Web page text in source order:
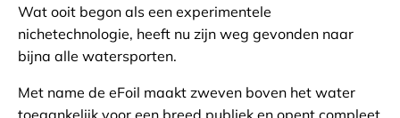
Wat ooit begon als een experimentele
nichetechnologie, heeft nu zijn weg gevonden naar
bijna alle watersporten.
Met name de eFoil maakt zweven boven het water